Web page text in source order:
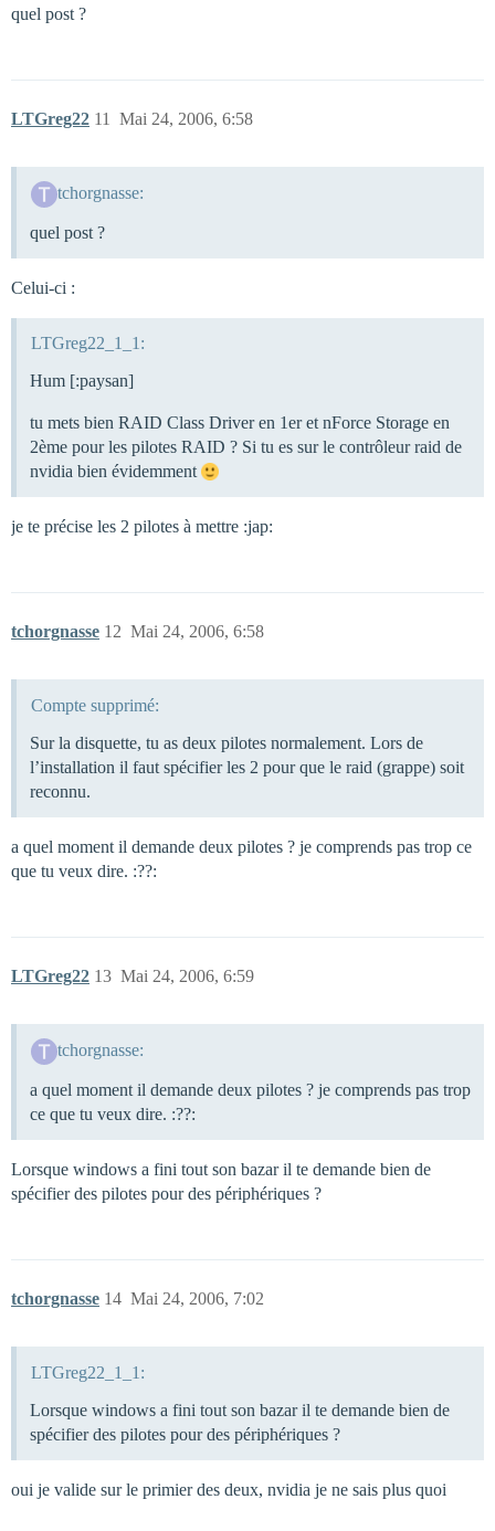
quel post ?
LTGreg22 Mai 24, 2006, 6:58
11
tchorgnasse:
quel post ?
Celui-ci :
LTGreg22_1_1:
Hum [:paysan]
tu mets bien RAID Class Driver en 1er et nForce Storage en
2ème pour les pilotes RAID ? Si tu es sur le contrôleur raid de
nvidia bien évidemment
je te précise les 2 pilotes à mettre :jap:
tchorgnasse Mai 24, 2006, 6:58
12
Compte supprimé:
Sur la disquette, tu as deux pilotes normalement. Lors de
l’installation il faut spécifier les 2 pour que le raid (grappe) soit
reconnu.
a quel moment il demande deux pilotes ? je comprends pas trop ce
que tu veux dire. :??:
LTGreg22 Mai 24, 2006, 6:59
13
tchorgnasse:
a quel moment il demande deux pilotes ? je comprends pas trop
ce que tu veux dire. :??:
Lorsque windows a fini tout son bazar il te demande bien de
spécifier des pilotes pour des périphériques ?
tchorgnasse Mai 24, 2006, 7:02
14
LTGreg22_1_1:
Lorsque windows a fini tout son bazar il te demande bien de
spécifier des pilotes pour des périphériques ?
oui je valide sur le primier des deux, nvidia je ne sais plus quoi